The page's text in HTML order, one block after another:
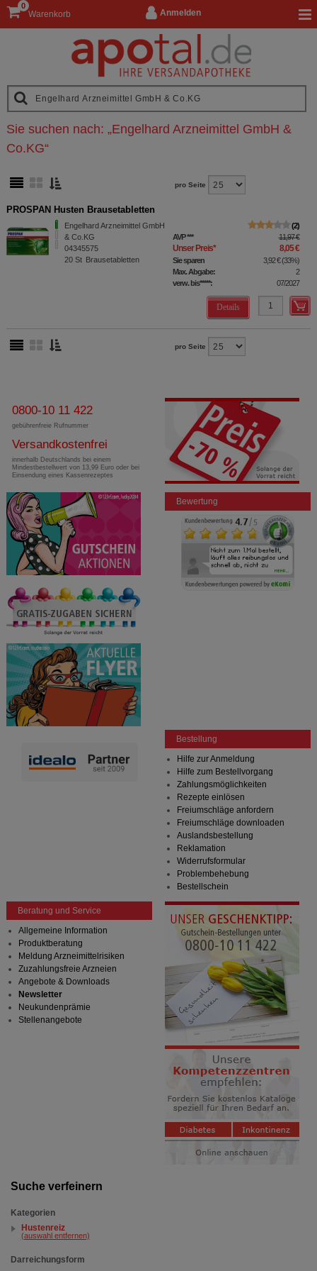
Anmelden
Warenkorb
0
Suche verfeinern
Kategorien
Hustenreiz
(auswahl entfernen)
Darreichungsform
Sie suchen nach: „Engelhard Arzneimittel GmbH &
Co.KG“
pro Seite
PROSPAN Husten Brausetabletten
Engelhard Arzneimittel GmbH
& Co.KG
04345575
20 St Brausetabletten
2
AVP*** 11,97 €
Unser Preis* 8,05 €
Sie sparen 3,92 €(33%)
Max. Abgabe:
2
verw. bis*****:
07/2027
Details
pro Seite
0800-10 11 422
gebührenfreie Rufnummer
Versandkostenfrei
innerhalb Deutschlands bei einem
Mindestbestellwert von 13,99 Euro oder bei
Einsendung eines Kassenrezeptes
Bewertung
Bestellung
Hilfe zur Anmeldung
Hilfe zum Bestellvorgang
Zahlungsmöglichkeiten
Rezepte einlösen
Freiumschläge anfordern
Freiumschläge downloaden
Auslandsbestellung
Reklamation
Widerrufsformular
Problembehebung
Bestellschein
Beratung und Service
Allgemeine Information
Produktberatung
Meldung Arzneimittelrisiken
Zuzahlungsfreie Arzneien
Angebote & Downloads
Newsletter
Neukundenprämie
Stellenangebote